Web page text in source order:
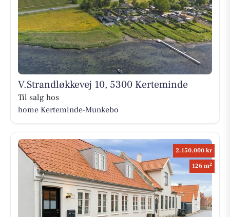
V.Strandløkkevej 10, 5300 Kerteminde
Til salg hos
home Kerteminde-Munkebo
2.150.000 kr
126 m2